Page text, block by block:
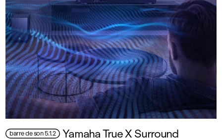
barre de son 5.1.2 Yamaha True X Surround